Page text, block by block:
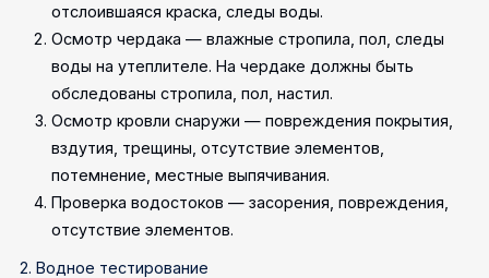
отслоившаяся краска, следы воды.
Осмотр чердака — влажные стропила, пол, следы
воды на утеплителе. На чердаке должны быть
обследованы стропила, пол, настил.
Осмотр кровли снаружи — повреждения покрытия,
вздутия, трещины, отсутствие элементов,
потемнение, местные выпячивания.
Проверка водостоков — засорения, повреждения,
отсутствие элементов.
2. Водное тестирование